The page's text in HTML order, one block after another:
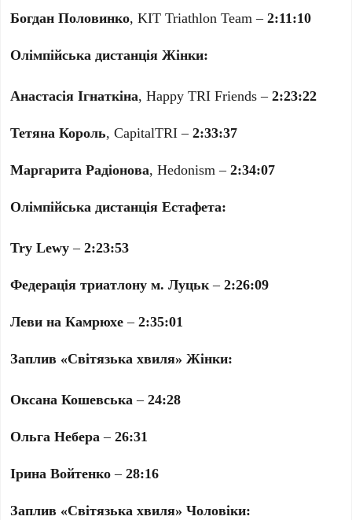
Богдан Половинко, KIT Triathlon Team –2:11:10
Олімпійська дистанція Жінки:
Анастасія Ігнаткіна, Happy TRI Friends –2:23:22
Тетяна Король, CapitalTRI –2:33:37
Маргарита Радіонова, Hedonism –2:34:07
Олімпійська дистанція Естафета:
Try Lewy–2:23:53
Федерація триатлону м. Луцьк–2:26:09
Леви на Камрюхе–2:35:01
Заплив «Світязька хвиля» Жінки:
Оксана Кошевська –24:28
Ольга Небера –26:31
Ірина Войтенко–28:16
Заплив «Світязька хвиля» Чоловіки: